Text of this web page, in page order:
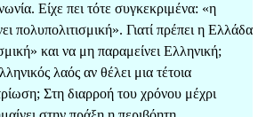
Είχε πει τότε συγκεκριμένα: «η
πολυπολιτισμική». Γιατί πρέπει η Ελλάδα
και να μη παραμείνει Ελληνική;
λαός αν θέλει μια τέτοια
Στη διαρροή του χρόνου μέχρι